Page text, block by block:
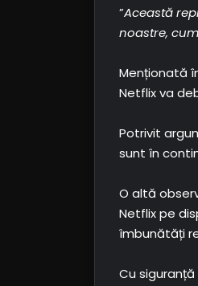
”Această
noastre,
Menționată
Netflix va
Potrivit
sunt în
O altă
Netflix pe
îmbunătăți
Cu